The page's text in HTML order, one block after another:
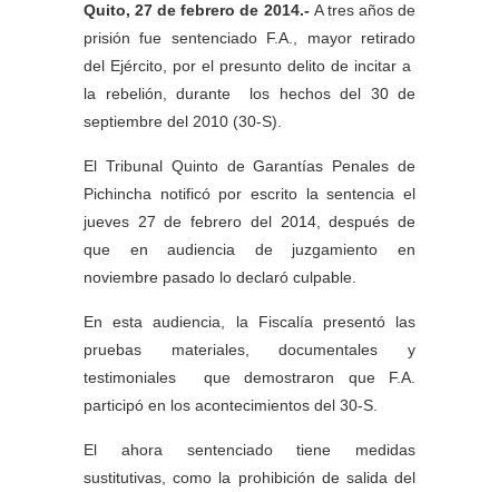
Quito, 27 de febrero de 2014.- A tres años de
prisión fue sentenciado F.A., mayor retirado
del Ejército, por el presunto delito de incitar a
la rebelión, durante los hechos del 30 de
septiembre del 2010 (30-S).
El Tribunal Quinto de Garantías Penales de
Pichincha notificó por escrito la sentencia el
jueves 27 de febrero del 2014, después de
que en audiencia de juzgamiento en
noviembre pasado lo declaró culpable.
En esta audiencia, la Fiscalía presentó las
pruebas materiales, documentales y
testimoniales que demostraron que F.A.
participó en los acontecimientos del 30-S.
El ahora sentenciado tiene medidas
sustitutivas, como la prohibición de salida del